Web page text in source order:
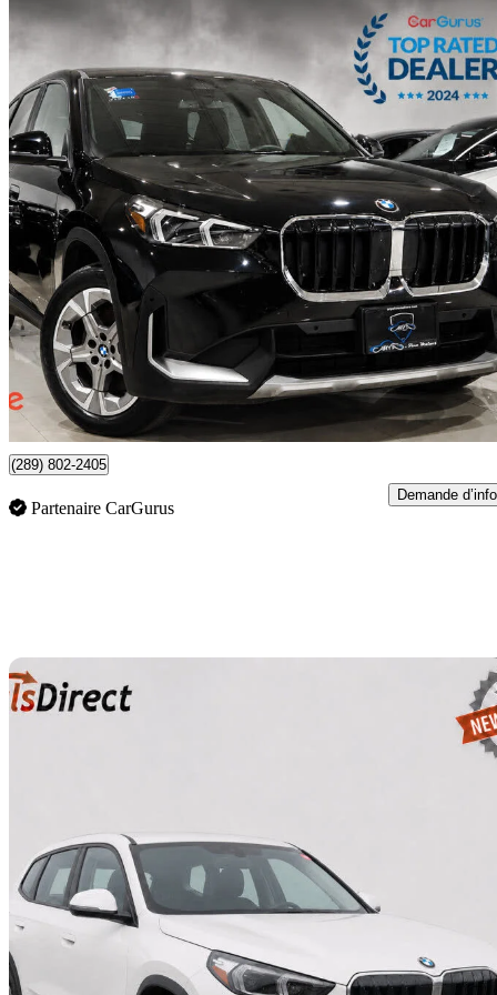
2023 BMW X1
xDrive28i AWD40 238 km
31 888 $ Affaire
559 $/mois env.
North York, ON
(289) 802-2405
Partenaire CarGurus
Demande d’info
2023 BMW X1